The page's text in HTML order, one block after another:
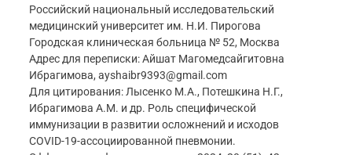
Российский национальный исследовательский
медицинский университет им. Н.И. Пирогова
Городская клиническая больница № 52, Москва
Адрес для переписки: Айшат Магомедсайгитовна
Ибрагимова, ayshaibr9393@gmail.com
Для цитирования: Лысенко М.А., Потешкина Н.Г.,
Ибрагимова А.М. и др. Роль специфической
иммунизации в развитии осложнений и исходов
COVID-19-ассоциированной пневмонии.